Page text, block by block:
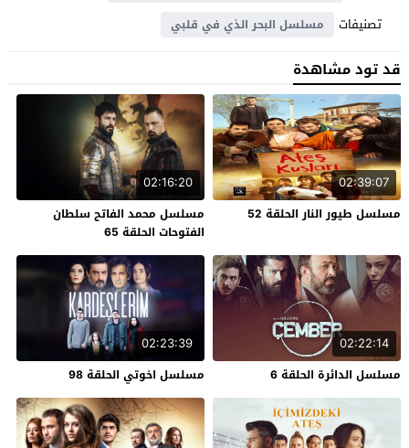
تصنيفات مسلسل البحر الذي في قلبي
قد تود مشاهدة
02:39:07
مسلسل طيور النار الحلقة 52
02:16:20
مسلسل محمد الفاتح سلطان
الفتوحات الحلقة 65
02:22:14
مسلسل الدائرة الحلقة 6
02:23:39
مسلسل اخوتي الحلقة 98